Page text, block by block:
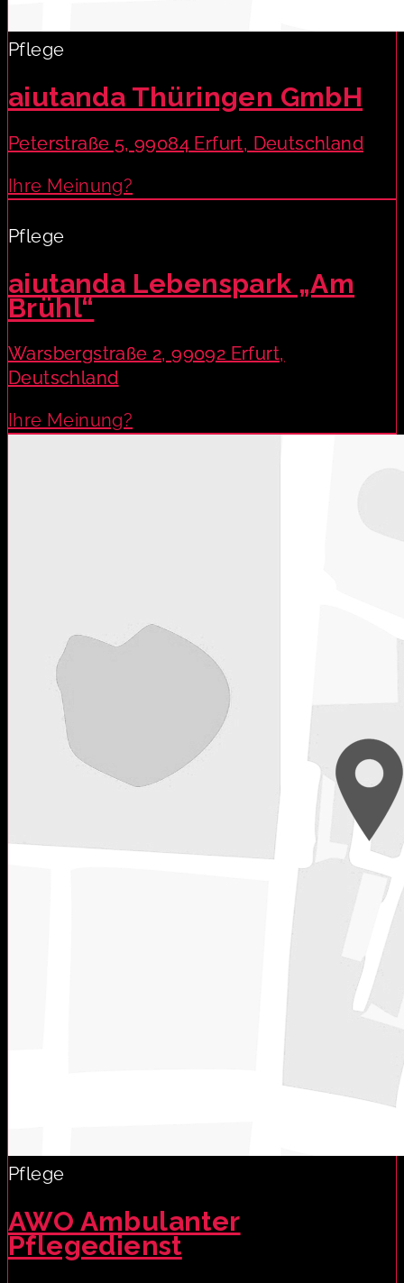
Pflege
aiutanda Thüringen GmbH
Peterstraße 5, 99084 Erfurt, Deutschland
Ihre Meinung?
Pflege
aiutanda Lebenspark „Am
Brühl“
Warsbergstraße 2, 99092 Erfurt,
Deutschland
Ihre Meinung?
Pflege
AWO Ambulanter
Pflegedienst